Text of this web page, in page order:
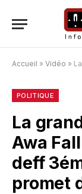
Accueil » Vidéo » La
POLITIQUE
La
Awa
deff
promet